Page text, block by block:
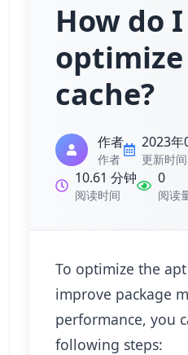
How do I
cache?
作者
作者
2023年
更新时间
10.61 分钟
阅读时间
0
阅读
To optimize the
improve package
performance, you
following steps: